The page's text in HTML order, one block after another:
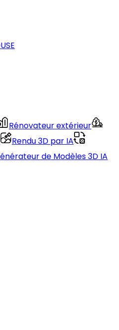
Rénovateur extérieur
Rendu 3D par IA
de Modèles 3D IA